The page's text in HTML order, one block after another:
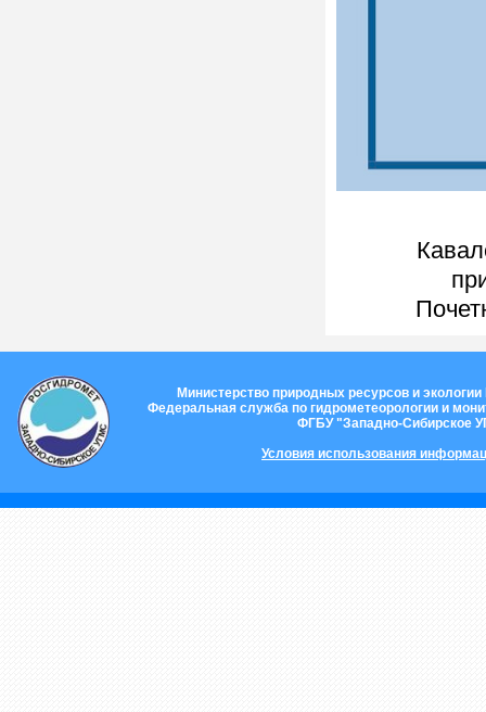
Министерство природных ресурсов и
Федеральная служба по гидрометеорологии и
ФГБУ "Западно-Сибирское
Условия использования